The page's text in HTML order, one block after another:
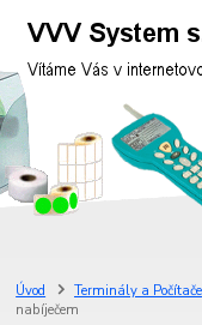
Úvod Terminály a Počítače
nabíječem